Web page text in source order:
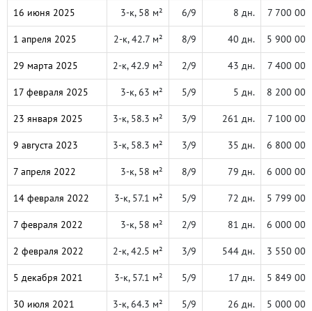
16 июня 2025 3-к, 58 м² 6/9 8 дн. 7 700 000
1 апреля 2025 2-к, 42.7 м² 8/9 40 дн. 5 900 000
29 марта 2025 2-к, 42.9 м² 2/9 43 дн. 7 400 000
17 февраля 2025 3-к, 63 м² 5/9 5 дн. 8 200 000
23 января 2025 3-к, 58.3 м² 3/9 261 дн. 7 100 000
9 августа 2023 3-к, 58.3 м² 3/9 35 дн. 6 800 000
7 апреля 2022 3-к, 58 м² 8/9 79 дн. 6 000 000
14 февраля 2022 3-к, 57.1 м² 5/9 72 дн. 5 799 000
7 февраля 2022 3-к, 58 м² 2/9 81 дн. 6 000 000
2 февраля 2022 2-к, 42.5 м² 3/9 544 дн. 3 550 000
5 декабря 2021 3-к, 57.1 м² 5/9 17 дн. 5 849 000
30 июля 2021 3-к, 64.3 м² 5/9 26 дн. 5 000 000